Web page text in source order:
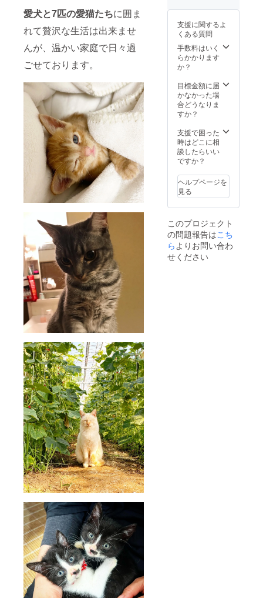
愛犬と7匹の愛猫たちに囲ま
れて贅沢な生活は出来ませ
んが、温かい家庭で日々過
ごせております。
支援に関するよ
くある質問
手数料はいく
らかかります
か？
目標金額に届
かなかった場
合どうなりま
すか？
支援で困った
時はどこに相
談したらいい
ですか？
ヘルプページを
見る
このプロジェクト
の問題報告はこち
らよりお問い合わ
せください